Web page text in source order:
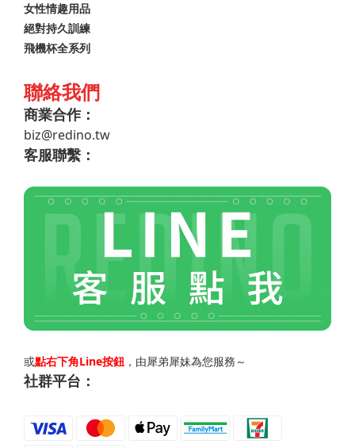
女性情趣用品
絕對持久訓練
飛機杯全系列
聯絡我們
商業合作：
biz@redino.tw
客服聯繫：
或點右下角Line按鈕 ，由犀弟犀妹為您服務～
社群平台：